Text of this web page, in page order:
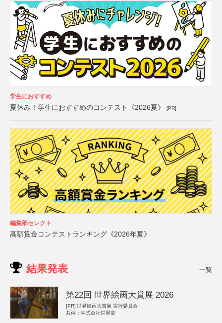
学生におすすめ
夏休み！学生におすすめのコンテスト《2026夏》 [PR]
編集部セレクト
高額賞金コンテストランキング《2026年夏》
結果発表 一覧
第22回 世界絵画大賞展 2026
[PR] 世界絵画大賞展 実行委員会
共催：株式会社世界堂